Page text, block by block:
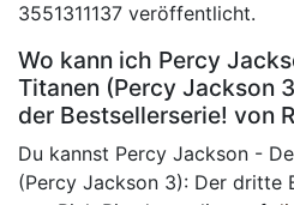
3551311137 veröffentlicht.
Wo kann ich Percy
Titanen (Percy Jackson
der Bestsellerserie! von
Du kannst Percy Jackson -
(Percy Jackson 3): Der dritte